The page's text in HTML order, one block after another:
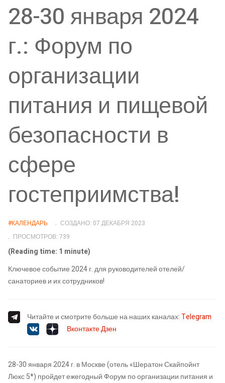
28-30 января 2024
г.: Форум по
организации
питания и пищевой
безопасности в
сфере
гостеприимства!
#КАЛЕНДАРЬ
СОЗДАНО: 07 ДЕКАБРЯ 2023
ПРОСМОТРОВ: 739
(Reading time: 1 minute)
Ключевое событие 2024 г. для руководителей отелей/
санаториев и их сотрудников!
Читайте и смотрите больше на наших каналах:Telegram
ВконтактеДзен
28-30 января 2024 г. в Москве (отель «Шератон Скайпойнт
Люкс 5*) пройдет ежегодный Форум по организации питания и